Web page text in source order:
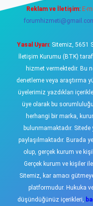
Reklam ve İletişim: E-
Yasal Uyarı:Sitemiz, 5651
İletişim Kurumu (BTK)
hizmet vermektedir. Bu
denetleme veya araştırma
üyelerimiz yazdıkları
üye olarak bu
herhangi bir marka,
bulunmamaktadır. Sitede
paylaşılmaktadır. Burada
olup, gerçek kurum ve
Gerçek kurum ve kişiler
Sitemiz, kar amacı
platformudur. Hukuka
düşündüğünüz içerikleri,